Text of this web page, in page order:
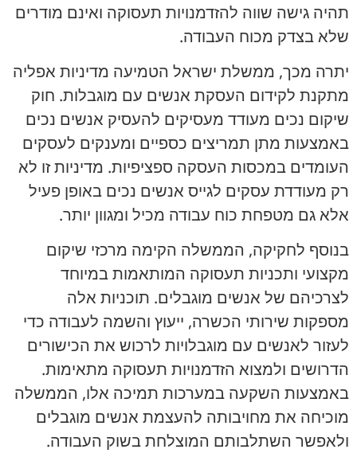
תהיה גישה שווה להזדמנויות תעסוקה ואינם מודרים
שלא בצדק מכוח העבודה.
יתרה מכך, ממשלת ישראל הטמיעה מדיניות אפליה
מתקנת לקידום העסקת אנשים עם מוגבלות. חוק
שיקום נכים מעודד מעסיקים להעסיק אנשים נכים
באמצעות מתן תמריצים כספיים ומענקים לעסקים
העומדים במכסות העסקה ספציפיות. מדיניות זו לא
רק מעודדת עסקים לגייס אנשים נכים באופן פעיל
אלא גם מטפחת כוח עבודה מכיל ומגוון יותר.
בנוסף לחקיקה, הממשלה הקימה מרכזי שיקום
מקצועי ותכניות תעסוקה המותאמות במיוחד
לצרכיהם של אנשים מוגבלים. תוכניות אלה
מספקות שירותי הכשרה, ייעוץ והשמה לעבודה כדי
לעזור לאנשים עם מוגבלויות לרכוש את הכישורים
הדרושים ולמצוא הזדמנויות תעסוקה מתאימות.
באמצעות השקעה במערכות תמיכה אלו, הממשלה
מוכיחה את מחויבותה להעצמת אנשים מוגבלים
ולאפשר השתלבותם המוצלחת בשוק העבודה.